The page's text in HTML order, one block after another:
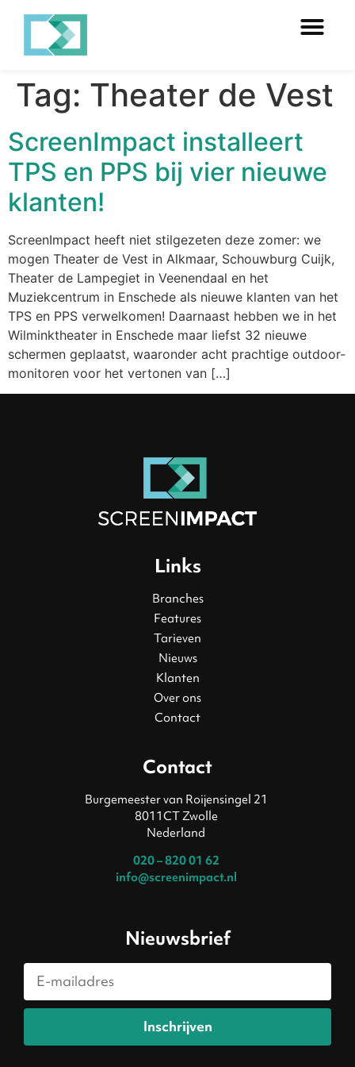
Tag: Theater de Vest
ScreenImpact installeert
TPS en PPS bij vier nieuwe
klanten!
ScreenImpact heeft niet stilgezeten deze zomer: we
mogen Theater de Vest in Alkmaar, Schouwburg Cuijk,
Theater de Lampegiet in Veenendaal en het
Muziekcentrum in Enschede als nieuwe klanten van het
TPS en PPS verwelkomen! Daarnaast hebben we in het
Wilminktheater in Enschede maar liefst 32 nieuwe
schermen geplaatst, waaronder acht prachtige outdoor-
monitoren voor het vertonen van […]
Links
Branches
Features
Tarieven
Nieuws
Klanten
Over ons
Contact
Contact
Burgemeester van Roijensingel 21
8011CT Zwolle
Nederland
020 – 820 01 62
info@screenimpact.nl
Nieuwsbrief
Inschrijven